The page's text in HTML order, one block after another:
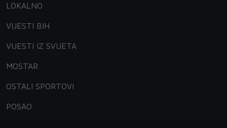
LOKALNO
VIJESTI BIH
VIJESTI IZ SVIJETA
MOSTAR
OSTALI SPORTOVI
POSAO